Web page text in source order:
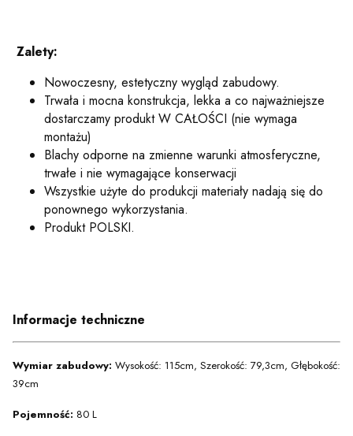
Zalety:
Nowoczesny, estetyczny wygląd zabudowy.
Trwała i mocna konstrukcja, lekka a co najważniejsze
dostarczamy produkt W CAŁOŚCI (nie wymaga
montażu)
Blachy odporne na zmienne warunki atmosferyczne,
trwałe i nie wymagające konserwacji
Wszystkie użyte do produkcji materiały nadają się do
ponownego wykorzystania.
Produkt POLSKI.
Informacje techniczne
Wymiar zabudowy: Wysokość: 115cm, Szerokość: 79,3cm, Głębokość:
39cm
Pojemność: 80 L